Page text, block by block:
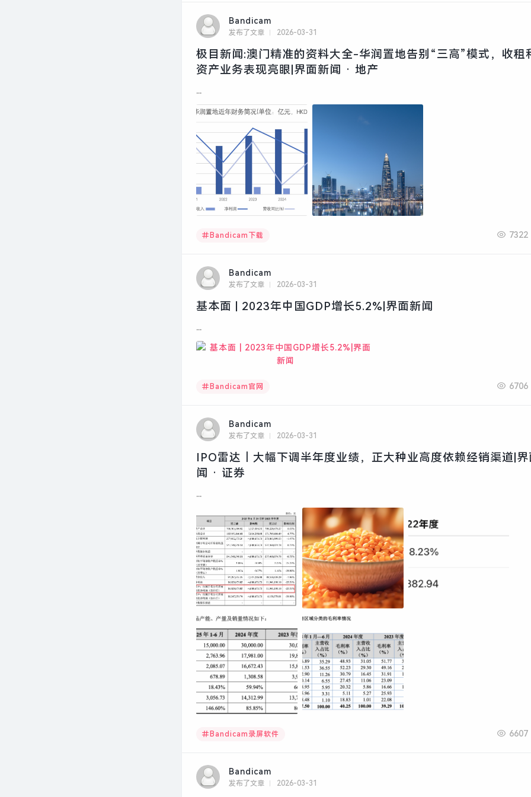
Bandicam
发布了文章 2026-03-31
极目新闻:澳门精准的资料大全-华润置地告别“三高”模式，收租
资产业务表现亮眼|界面新闻 · 地产
...
Bandicam下载 7322
Bandicam
发布了文章 2026-03-31
基本面 | 2023年中国GDP增长5.2%|界面新闻
...
Bandicam官网 6706
Bandicam
发布了文章 2026-03-31
IPO雷达｜大幅下调半年度业绩，正大种业高度依赖经销渠道|
闻 · 证券
...
Bandicam录屏软件 6607
Bandicam
发布了文章 2026-03-31